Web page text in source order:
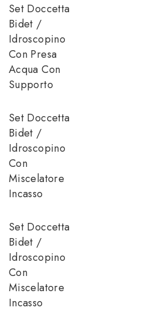
Set Doccetta
Bidet /
Idroscopino
Con Presa
Acqua Con
Supporto
Set Doccetta
Bidet /
Idroscopino
Con
Miscelatore
Incasso
Set Doccetta
Bidet /
Idroscopino
Con
Miscelatore
Incasso